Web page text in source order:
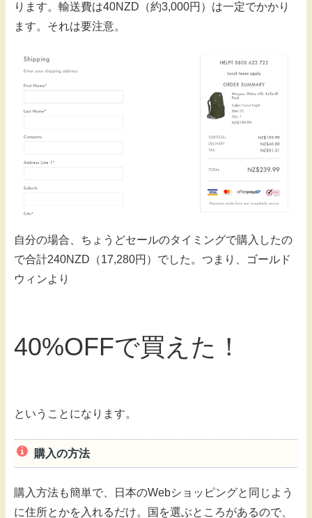
ります。輸送費は40NZD（約3,000円）は一定でかかり
ます。それは要注意。
自分の場合、ちょうどセールのタイミングで購入したの
で合計240NZD（17,280円）でした。つまり、ゴールド
ウィンより
40%OFFで買えた！
ということになります。
購入の方法
購入方法も簡単で、日本のWebショッピングと同じよう
に住所とかを入れるだけ。国を選ぶところがあるので、